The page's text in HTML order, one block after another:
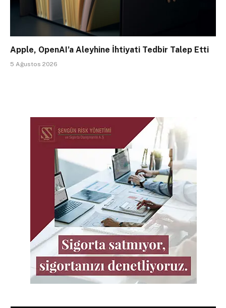
Apple, OpenAI’a Aleyhine İhtiyati Tedbir Talep Etti
5 Ağustos 2026